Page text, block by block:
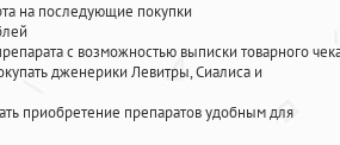
на последующие покупки
с возможностью выписки товарного
дженерики Левитры, Сиалиса и
приобретение препаратов удобным для